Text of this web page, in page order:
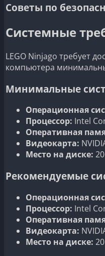
Советы по
Системные
LEGO Ninjago требует
компьютера
Минимальные
Операционная
Процессор: Intel
Оперативная
Видеокарта:
Место на диске:
Рекомендуемые
Операционная
Процессор: Intel
Оперативная
Видеокарта:
Место на диске: